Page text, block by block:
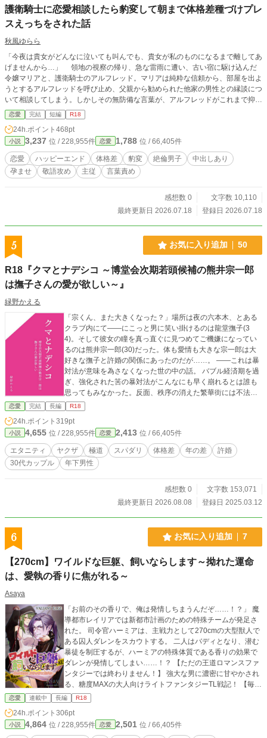
護衛騎士に恋愛相談したら豹変して朝まで体格差種づけプレ
スえっちをされた話
秋風ゆらら
「今夜は貴女がどんなに泣いても叫んでも、貴女が私のものになるまで離してあ
げませんから…」 領地の視察の帰り、急な雷雨に遭い、古い宿に駆け込んだ
令嬢マリアと、護衛騎士のアルフレッド。マリアは純粋な信頼から、部屋を出よ
うとするアルフレッドを呼び止め、父親から勧められた他家の男性との縁談につ
いて相談してしまう。しかしその無防備な言葉が、アルフレッドがこれまで抑え
込んできた独占欲に火をつけてしまう。 「……何故、私の目の前で、他の男の
ことを相談するのですか？」 豹変したアルフレッドは、圧倒的な体格差でマ
リアをベッドに押し倒し、衣服を剥ぎ取って蹂躙し始める。初めての快楽に戸惑
い、翻弄されるマリア。必死にアルフレッドを止めようとするマリアだが、アル
フレッドは秘めてきた長年の想いを爆発させ、決して行為をやめようとしない。
「本当は貴女をこうして、欲望のままに可愛がりたかったのにずっと、ずっと我
慢してきたんです…この程度で終われるはずがないでしょう？」 アルフレッ
恋愛 完結 短編 R18
24h.ポイント 468pt
小説 3,237 位 / 228,955件 恋愛 1,788 位 / 66,405件
恋愛 ハッピーエンド 体格差 豹変 絶倫男子
中出しあり
孕ませ
敬語攻め 主従 言葉責め
感想数 0
文字数 10,110
最終更新日 2026.07.18
登録日 2026.07.18
5 お気に入り追加 50
R18『クマとナデシコ ～博堂会次期若頭候補の熊井宗一郎
は撫子さんの愛が欲しい～』
緑野かえる
「宗くん、また大きくなった？」場所は夜の六本木、とある
クラブ内にて――にこっと男に笑い掛けるのは龍堂撫子(3
4)。そして彼女の瞳を真っ直ぐに見つめてご機嫌になってい
るのは熊井宗一郎(30)だった。体も愛情も大きな宗一郎は大
好きな撫子と許婚の関係にあったのだが……。 ――これは暴
対法が意味を為さなくなった世の中の話。 バブル経済期を過
ぎ、強化された筈の暴対法がこんなにも早く崩れるとは誰も
思ってもみなかった。反面、秩序の消えた繁華街には不法滞
在の外国人が溢れかえり、それは地方都市にまで及んでい
た。容赦のない暴力、略奪、そのカネは一体どこに流れてい
るのか。息を潜めながらも社会の裏側に未だ存在していた日
本の暴力団組織は業を煮やし、一つの大きな連合を立
て……。 ◇ ◆ ◇ 奥手な撫子とBIG LOVE宗一郎のお試し同棲
生活から始まる王道婚約騒動ストーリーです。 (R18シーンに
は※) (ムーンライトノベルズにも掲載)
恋愛 完結 長編 R18
24h.ポイント 319pt
小説 4,655 位 / 228,955件 恋愛 2,413 位 / 66,405件
エタニティ ヤクザ 極道 スパダリ 体格差 年の差
許婚
30代カップル
年下男性
感想数 0
文字数 153,071
最終更新日 2026.08.08
登録日 2025.03.12
6 お気に入り追加 7
【270cm】ワイルドな巨躯、飼いならします～拗れた運命
は、愛執の香りに焦がれる～
Asaya
「お前のその香りで、俺は発情しちまうんだぞ……！？」 魔
導都市レイリアでは新都市計画のための特殊チームが発足さ
れた。 司令官ハーミアは、主戦力として270cmの大型獣人で
ある囚人ダレンをスカウトする。 二人はバディとなり、潜む
暴徒を制圧するが、ハーミアの特殊体質である香りの効果で
ダレンが発情してしまい……！？ 【ただの王道ロマンスファ
ンタジーでは終わりません！】 強大な男に濃密に甘やかされ
る、糖度MAXの大人向けライトファンタジーTL戦記！ 【毎日
21:10更新！】 完結までのプロット執筆済み。 9話まで投稿予
約済み、ハピエン確定！約40話で完結予定。 まだまだ濃厚な
R１８回が予定されています。お楽しみに！ X:https://x.com/a
sayahikaru 表紙イラスト：旭谷ヒカル シリーズタイトル：V
恋愛 連載中 長編 R18
24h.ポイント 306pt
小説 4,864 位 / 228,955件 恋愛 2,501 位 / 66,405件